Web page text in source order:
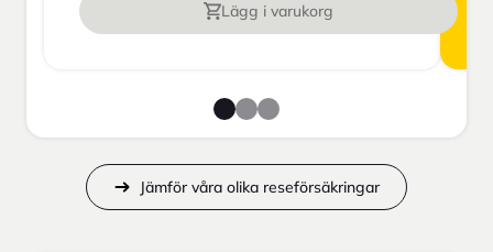
Lägg i varukorg
Jämför våra olika reseförsäkringar